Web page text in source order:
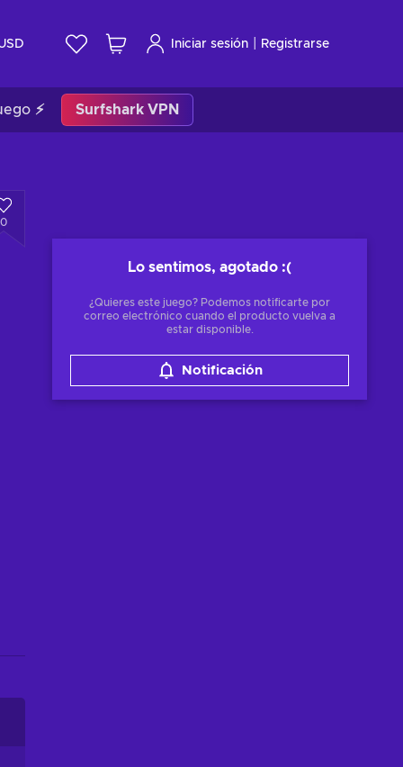
Iniciar sesión Registrarse
⚡ Surfshark VPN
0
Lo sentimos, agotado :(
¿Quieres este juego? Podemos notificarte por
correo electrónico cuando el producto vuelva a
estar disponible.
Notificación